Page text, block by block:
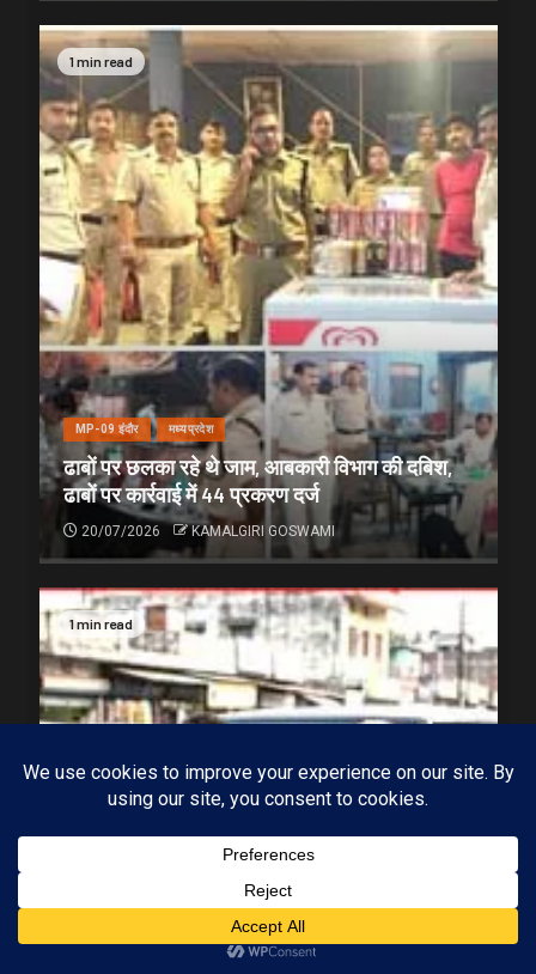
1 min read
MP-09 इंदौर मध्यप्रदेश
ढाबों पर छलका रहे थे जाम, आबकारी विभाग की दबिश,
ढाबों पर कार्रवाई में 44 प्रकरण दर्ज
20/07/2026 KAMALGIRI GOSWAMI
1 min read